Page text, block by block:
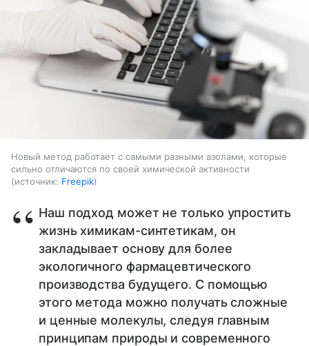
Новый метод работает с самыми разными азолами, которые
сильно отличаются по своей химической активности
источник: Freepik
Наш подход может не только упростить
жизнь химикам-синтетикам, он
закладывает основу для более
экологичного фармацевтического
производства будущего. С помощью
этого метода можно получать сложные
и ценные молекулы, следуя главным
принципам природы и современного